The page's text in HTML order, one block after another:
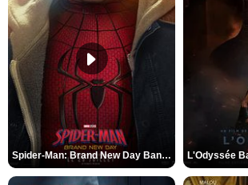
Spider-Man: Brand New Day Bande-annonce VO STFR